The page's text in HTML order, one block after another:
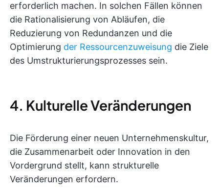
erforderlich machen. In solchen Fällen können
die Rationalisierung von Abläufen, die
Reduzierung von Redundanzen und die
Optimierung der Ressourcenzuweisung die Ziele
des Umstrukturierungsprozesses sein.
4. Kulturelle Veränderungen
Die Förderung einer neuen Unternehmenskultur,
die Zusammenarbeit oder Innovation in den
Vordergrund stellt, kann strukturelle
Veränderungen erfordern.